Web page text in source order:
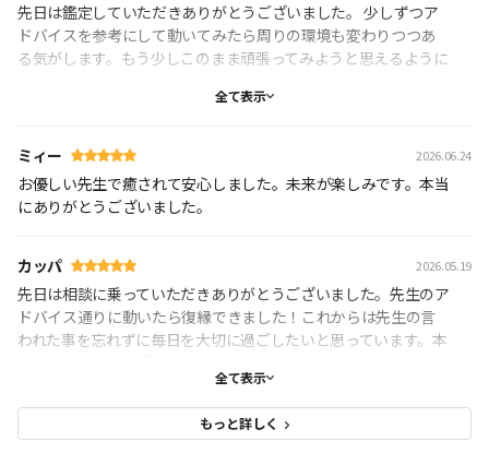
先日は鑑定していただきありがとうございました。 少しずつア
ドバイスを参考にして動いてみたら周りの環境も変わりつつあ
る気がします。もう少しこのまま頑張ってみようと思えるように
全て表示
ミィー 2026.06.24
お優しい先生で癒されて安心しました。未来が楽しみです。本当
にありがとうございました。
カッパ 2026.05.19
先日は相談に乗っていただきありがとうございました。先生のア
ドバイス通りに動いたら復縁できました！これからは先生の言
われた事を忘れずに毎日を大切に過ごしたいと思っています。本
全て表示
もっと詳しく